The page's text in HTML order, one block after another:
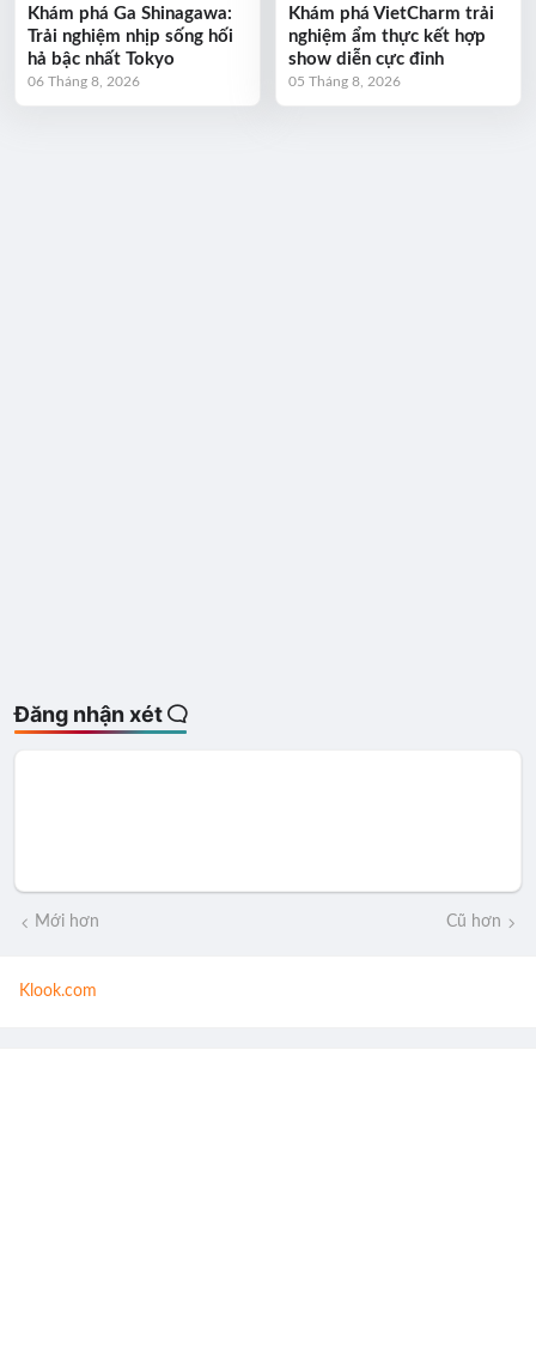
Khám phá Ga Shinagawa:
Trải nghiệm nhịp sống hối
hả bậc nhất Tokyo
06 Tháng 8, 2026
Khám phá VietCharm trải
nghiệm ẩm thực kết hợp
show diễn cực đỉnh
05 Tháng 8, 2026
Đăng nhận xét
Mới hơn Cũ hơn
Klook.com